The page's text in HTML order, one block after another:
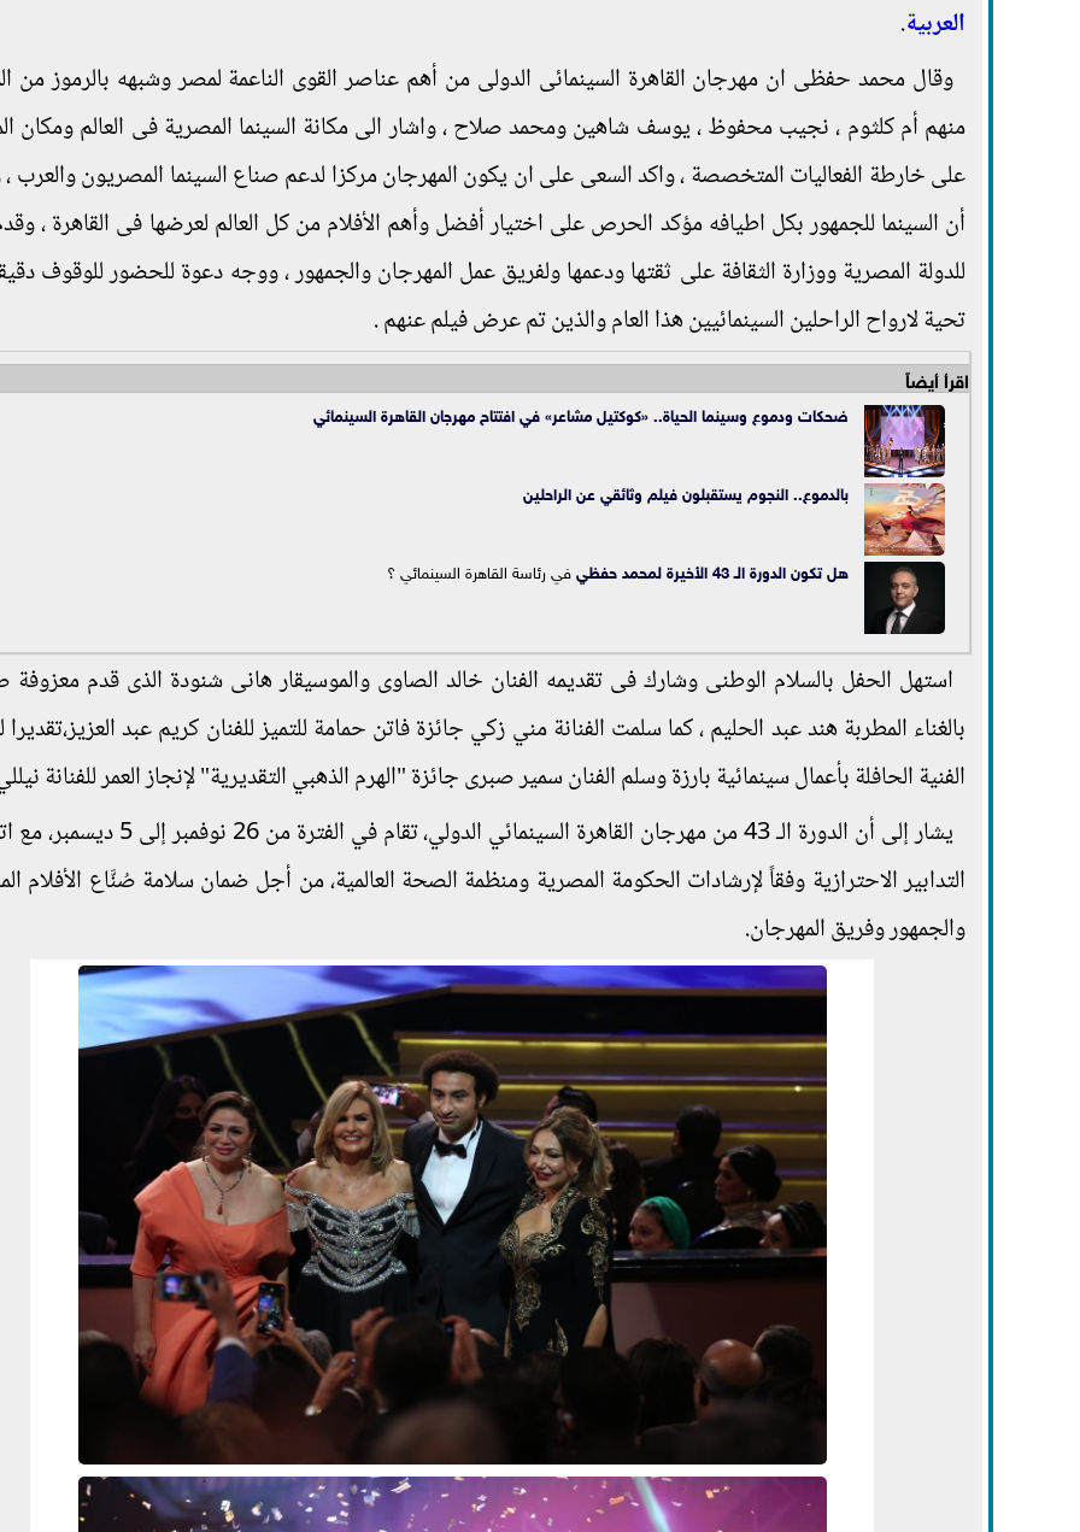
العربية.
وقال محمد حفظى ان مهرجان القاهرة السينمائى الدولى من أهم عناصر القوى الناعمة لمصر وشبهه بالرموز من
منهم أم كلثوم ، نجيب محفوظ ، يوسف شاهين ومحمد صلاح ، واشار الى مكانة السينما المصرية فى العالم ومكان
على خارطة الفعاليات المتخصصة ، واكد السعى على ان يكون المهرجان مركزا لدعم صناع السينما المصريون والعرب
أن السينما للجمهور بكل اطيافه مؤكد الحرص على اختيار أفضل وأهم الأفلام من كل العالم لعرضها فى القاهرة ،
للدولة المصرية ووزارة الثقافة على ثقتها ودعمها ولفريق عمل المهرجان والجمهور ، ووجه دعوة للحضور للوقوف
تحية لارواح الراحلين السينمائيين هذا العام والذين تم عرض فيلم عنهم .
اقرأ أيضاً
ضحكات ودموع وسينما الحياة.. «كوكتيل مشاعر» في افتتاح مهرجان القاهرة السينمائي
بالدموع.. النجوم يستقبلون فيلم وثائقي عن الراحلين
هل تكون الدورة الـ 43 الأخيرة ل محمد حفظيفي رئاسة القاهرة السينمائي ؟
استهل الحفل بالسلام الوطنى وشارك فى تقديمه الفنان خالد الصاوى والموسيقار هانى شنودة الذى قدم معزوفة
بالغناء المطربة هند عبد الحليم ، كما سلمت الفنانة مني زكي جائزة فاتن حمامة للتميز للفنان كريم عبد العزيز،تقديرا
الفنية الحافلة بأعمال سينمائية بارزة وسلم الفنان سمير صبرى جائزة "الهرم الذهبي التقديرية" لإنجاز العمر للفنانة
يشار إلى أن الدورة الـ 43 من مهرجان القاهرة السينمائي الدولي، تقام
التدابير الاحترازية وفقاً لإرشادات الحكومة المصرية ومنظمة الصحة العالمية، من أجل ضمان سلامة صُنَّاع الأفلام
والجمهور وفريق المهرجان.